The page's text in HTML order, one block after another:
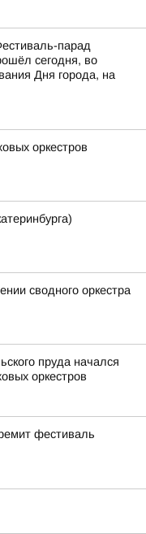
парад
сегодня, во
Дня города, на
оркестров
сводного оркестра
пруда начался
оркестров
фестиваль